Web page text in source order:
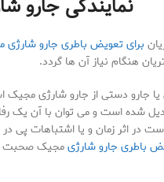
نمایندگی جارو
برای تعویض باطری جارو
هنگام نیاز آن ها گردد.
یا جارو دستی از جارو شارژی
شده است و می توان با آن یک
زمان و یا اشتباهات پی در
باطری جارو شارژیمجیک صحبت